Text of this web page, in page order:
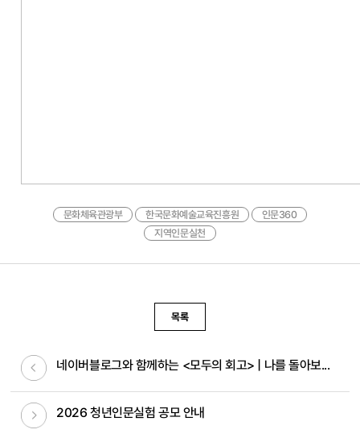
문화체육관광부 한국문화예술교육진흥원
인문360
지역인문실천
목록
이전글
네이버블로그와 함께하는 <모두의 회고> | 나를 돌아보...
다음글
2026 청년인문실험 공모 안내